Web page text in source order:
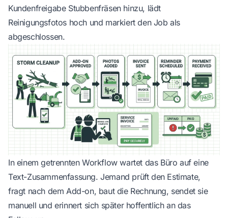
Kundenfreigabe Stubbenfräsen hinzu, lädt
Reinigungsfotos hoch und markiert den Job als
abgeschlossen.
In einem getrennten Workflow wartet das Büro auf eine
Text-Zusammenfassung. Jemand prüft den Estimate,
fragt nach dem Add-on, baut die Rechnung, sendet sie
manuell und erinnert sich später hoffentlich an das